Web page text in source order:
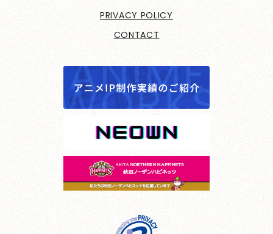
PRIVACY POLICY
CONTACT